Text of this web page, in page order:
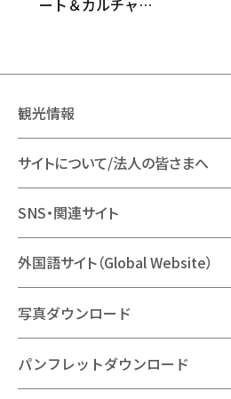
ート＆カルチャ…
観光情報
サイトについて/法人の皆さまへ
SNS・関連サイト
外国語サイト（Global Website）
写真ダウンロード
パンフレットダウンロード